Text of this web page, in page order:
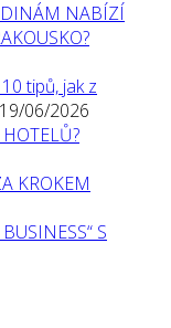
NABÍZÍ
tipů, jak z
19/06/2026
KROKEM
S